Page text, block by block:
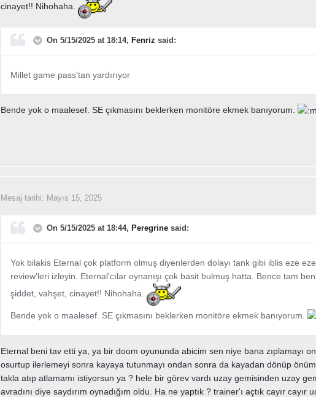
cinayet!! Nihohaha.
On 5/15/2025 at 18:14, Fenriz said:
Millet game pass'tan yardırıyor
Bende yok o maalesef. SE çıkmasını beklerken monitöre ekmek banıyorum.
Mesaj tarihi: Mayıs 15, 2025
On 5/15/2025 at 18:44, Peregrinesaid:
Yok bilakis Eternal çok platform olmuş diyenlerden dolayı tank gibi iblis eze
review'leri izleyin. Eternal'cılar oynanışı çok basit bulmuş hatta. Bence tam
şiddet, vahşet, cinayet!! Nihohaha.
Bende yok o maalesef. SE çıkmasını beklerken monitöre ekmek banıyorum.
Eternal beni tav etti ya, ya bir doom oyununda abicim sen niye bana zıplamayı
osurtup ilerlemeyi sonra kayaya tutunmayı ondan sonra da kayadan dönüp
takla atıp atlamamı istiyorsun ya ? hele bir görev vardı uzay gemisinden uzay
avradını diye saydırım oynadığım oldu. Ha ne yaptık ? trainer'ı açtık cayır